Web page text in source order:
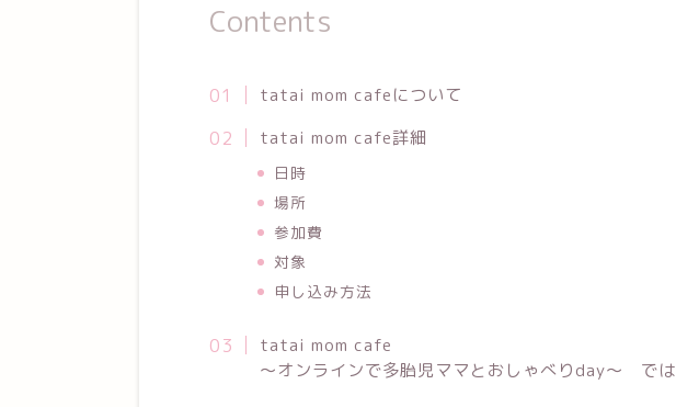
Contents
tatai mom cafeについて
tatai mom cafe詳細
日時
場所
参加費
対象
申し込み方法
tatai mom cafe
～オンラインで多胎児ママとおしゃべりday～ では